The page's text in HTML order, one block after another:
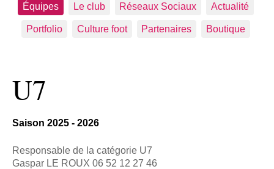
Équipes Le club Réseaux Sociaux Actualité
Portfolio Culture foot Partenaires Boutique
U7
Saison 2025 - 2026
Responsable de la catégorie U7
Gaspar LE ROUX 06 52 12 27 46